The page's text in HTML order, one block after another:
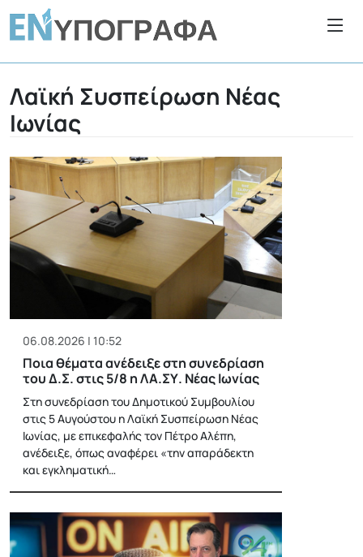
Λαϊκή Συσπείρωση Νέας
Ιωνίας
06.08.2026 | 10:52
Ποια θέματα ανέδειξε στη συνεδρίαση
του Δ.Σ. στις 5/8 η ΛΑ.ΣΥ. Νέας Ιωνίας
Στη συνεδρίαση του Δημοτικού Συμβουλίου
στις 5 Αυγούστου η Λαϊκή Συσπείρωση Νέας
Ιωνίας, με επικεφαλής τον Πέτρο Αλέπη,
ανέδειξε, όπως αναφέρει «την απαράδεκτη
και εγκληματική…